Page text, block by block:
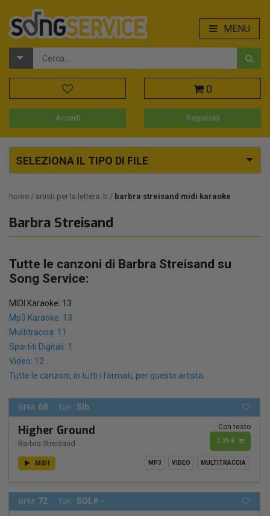
MENU
0
Accedi Registrati
SELEZIONA IL TIPO DI FILE
home artisti per la lettera: b barbra streisand midi karaoke
Barbra Streisand
Tutte le canzoni di Barbra Streisand su
Song Service:
MIDI Karaoke: 13
Mp3 Karaoke: 13
Multitraccia: 11
Spartiti Digitali: 1
Video: 12
Tutte le canzoni, in tutti i formati, per questo artista.
BPM: 68 Ton.: SIb
Higher Ground
Barbra Streisand
Con testo
2,19 €
MIDI MP3 VIDEO MULTITRACCIA
BPM: 72 Ton.: SOL# -